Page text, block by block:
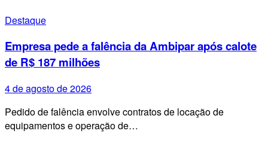
Destaque
Empresa pede a falência da Ambipar após calote
de R$ 187 milhões
4 de agosto de 2026
Pedido de falência envolve contratos de locação de
equipamentos e operação de…